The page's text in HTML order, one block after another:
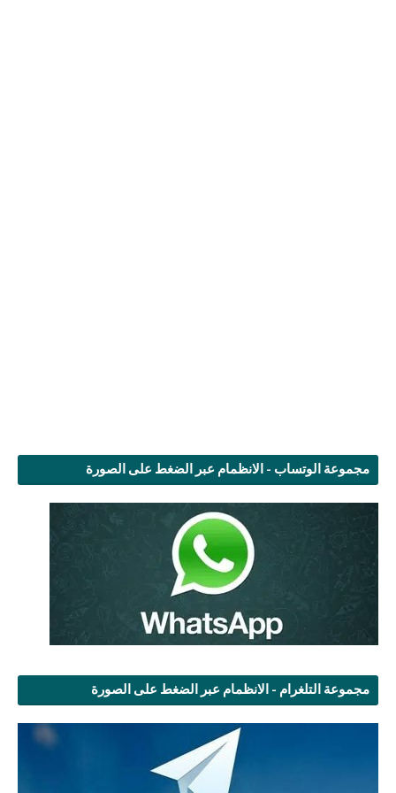
مجموعة الوتساب - الانظمام عبر الضغط على الصورة
مجموعة التلغرام - الانظمام عبر الضغط على الصورة